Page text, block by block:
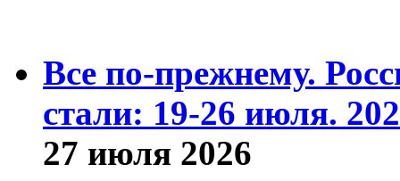
Все по-прежнему.
стали: 19-26 июля.
27 июля 2026